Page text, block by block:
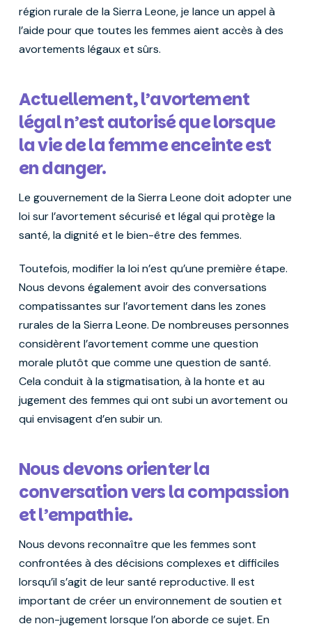
région rurale de la Sierra Leone, je lance un appel à
l’aide pour que toutes les femmes aient accès à des
avortements légaux et sûrs.
Actuellement, l’avortement
légal n’est autorisé que lorsque
la vie de la femme enceinte est
en danger.
Le gouvernement de la Sierra Leone doit adopter une
loi sur l’avortement sécurisé et légal qui protège la
santé, la dignité et le bien-être des femmes.
Toutefois, modifier la loi n’est qu’une première étape.
Nous devons également avoir des conversations
compatissantes sur l’avortement dans les zones
rurales de la Sierra Leone. De nombreuses personnes
considèrent l’avortement comme une question
morale plutôt que comme une question de santé.
Cela conduit à la stigmatisation, à la honte et au
jugement des femmes qui ont subi un avortement ou
qui envisagent d’en subir un.
Nous devons orienter la
conversation vers la compassion
et l’empathie.
Nous devons reconnaître que les femmes sont
confrontées à des décisions complexes et difficiles
lorsqu’il s’agit de leur santé reproductive. Il est
important de créer un environnement de soutien et
de non-jugement lorsque l’on aborde ce sujet. En